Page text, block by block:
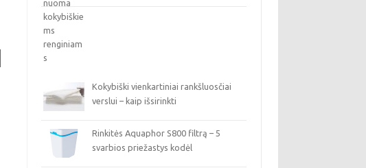
Kokybiški vienkartiniai rankšluosčiai
verslui – kaip išsirinkti
Rinkitės Aquaphor S800 filtrą – 5
svarbios priežastys kodėl